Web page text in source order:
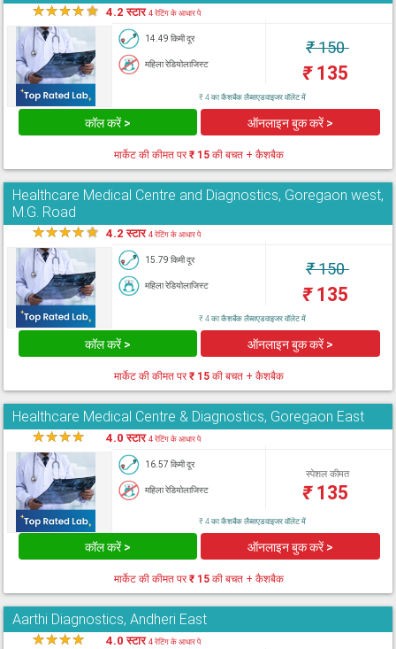
★★★★★ 4.2 स्टार4 रेटिंग के आधार पे
14.49 किमी दूर
महिला रेडियोलाजिस्ट
₹150
₹135
₹ 4 का कैशबैक लैब्सएडवाइजर वॉलेट में
कॉल करें > ऑनलाइन बुक करें >
मार्केट की कीमत पर₹ 15 की बचत + कैशबैक
Healthcare Medical Centre and Diagnostics, Goregaon west,
M.G. Road
★★★★★ 4.2 स्टार4 रेटिंग के आधार पे
15.79 किमी दूर
महिला रेडियोलाजिस्ट
₹150
₹135
₹ 4 का कैशबैक लैब्सएडवाइजर वॉलेट में
कॉल करें > ऑनलाइन बुक करें >
मार्केट की कीमत पर₹ 15 की बचत + कैशबैक
Healthcare Medical Centre & Diagnostics, Goregaon East
★★★★ 4.0 स्टार4 रेटिंग के आधार पे
16.57 किमी दूर
महिला रेडियोलाजिस्ट
स्पेशल कीमत
₹135
₹ 4 का कैशबैक लैब्सएडवाइजर वॉलेट में
कॉल करें > ऑनलाइन बुक करें >
मार्केट की कीमत पर₹ 15 की बचत + कैशबैक
Aarthi Diagnostics, Andheri East
★★★★ 4.0 स्टार4 रेटिंग के आधार पे